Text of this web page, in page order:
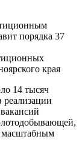
порядка 37
края
14 тысяч
реализации
масштабным